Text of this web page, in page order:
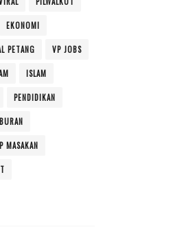
EKONOMI
PETANG VP JOBS
ISLAM
PENDIDIKAN
MASAKAN